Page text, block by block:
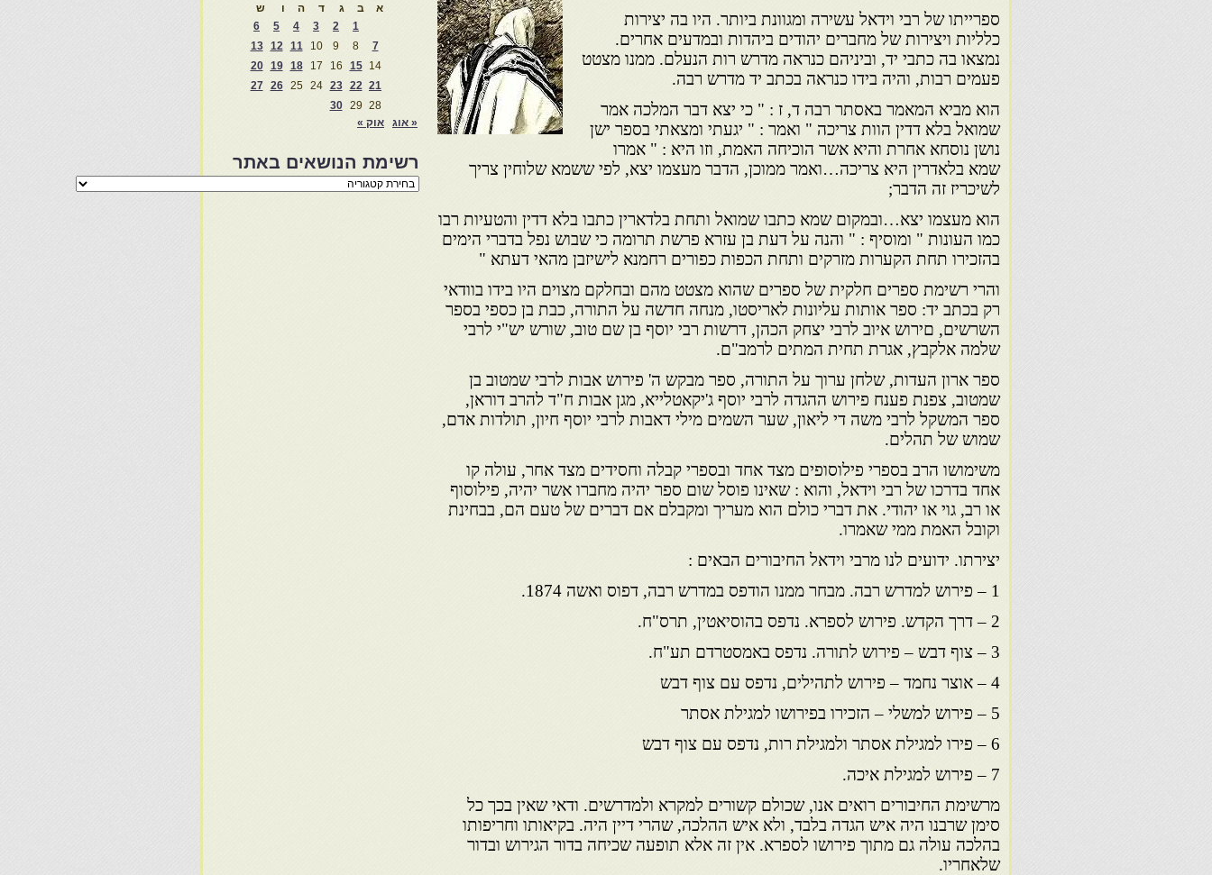
ספרייתו של רבי וידאל עשירה ומגוונת ביותר. היו בה יצירות
כלליות ויצירות של מחברים יהודים ביהדות ובמדעים אחרים.
נמצאו בה כתבי יד, וביניהם כנראה מדרש רות הנעלם. ממנו מצטט
פעמים רבות, והיה בידו כנראה בכתב יד מדרש רבה.
הוא מביא המאמר באסתר רבה ד, ז : " כי יצא דבר המלכה אמר
שמואל בלא דדין הוות צריכה " ואמר : " יגעתי ומצאתי בספר ישן
נושן נוסחא אחרת והיא אשר הוכיחה האמת, וזו היא : " אמרו
שמא בלאדרין היא צריכה…ואמר ממוכן, הדבר מעצמו יצא, לפי ששמא שלוחין צריך
לשיכריז זה הדבר;
הוא מעצמו יצא…ובמקום שמא כתבו שמואל ותחת בלדארין כתבו בלא דדין והטעיות רבו
כמו העונות " ומוסיף : " והנה על דעת בן עזרא פרשת תרומה כי שבוש נפל בדברי הימים
בהזכירו תחת הקערות מזרקים ותחת הכפות כפורים רחמנא לישיזבן מהאי דעתא "
והרי רשימת ספרים חלקית של ספרים שהוא מצטט מהם ובחלקם מצוים היו בידו בוודאי
רק בכתב יד: ספר אותות עליונות לאריסטו, מנחה חדשה על התורה, כבת בן כספי בספר
השרשים, םירוש איוב לרבי יצחק הכהן, דרשות רבי יוסף בן שם טוב, שורש יש"י לרבי
שלמה אלקבץ, אגרת תחית המתים לרמב"ם.
ספר ארון העדות, שלחן ערוך על התורה, ספר מבקש ה' פירוש אבות לרבי שמטוב בן
שמטוב, צפנת פענח פירוש ההגדה לרבי יוסף ג'יקאטלייא, מגן אבות ח"ד להרב דוראן,
ספר המשקל לרבי משה די ליאון, שער השמים מילי דאבות לרבי יוסף חיון, תולדות אדם,
שמוש של תהלים.
משימושו הרב בספרי פילוסופים מצד אחד ובספרי קבלה וחסידים מצד אחר, עולה קו
אחד בדרכו של רבי וידאל, והוא : שאינו פוסל שום ספר יהיה מחברו אשר יהיה, פילוסוף
או רב, גוי או יהודי. את דברי כולם הוא מעריך ומקבלם אם דברים של טעם הם, בבחינת
וקובל האמת ממי שאמרו.
יצירתו. ידועים לנו מרבי וידאל החיבורים הבאים :
1 – פירוש למדרש רבה. מבחר ממנו הודפס במדרש רבה, דפוס ואשה 1874.
2 – דרך הקדש. פירוש לספרא. נדפס בהוסיאטין, תרס"ח.
3 – צוף דבש – פירוש לתורה. נדפס באמסטרדם תע"ח.
4 – אוצר נחמד – פירוש לתהילים, נדפס עם צוף דבש
5 – פירוש למשלי – הזכירו בפירושו למגילת אסתר
6 – פירו למגילת אסתר ולמגילת רות, נדפס עם צוף דבש
7 – פירוש למגילת איכה.
מרשימת החיבורים רואים אנו, שכולם קשורים למקרא ולמדרשים. ודאי שאין בכך כל
סימן שרבנו היה איש הגדה בלבד, ולא איש ההלכה, שהרי דיין היה. בקיאותו וחריפותו
בהלכה עולה גם מתוך פירושו לספרא. אין זה אלא תופעה שכיחה בדור הגירוש ובדור
שלאחריו.
א
ב ג ד ה ו
ש
1
2
3
4
5
6
7
8
9
10
11
12
13
14
15
16
17
18
19
20
21
22
23
24
25
26
27
28
29
30
« אוג
אוק »
רשימת הנושאים באתר
רשימת
הנושאים